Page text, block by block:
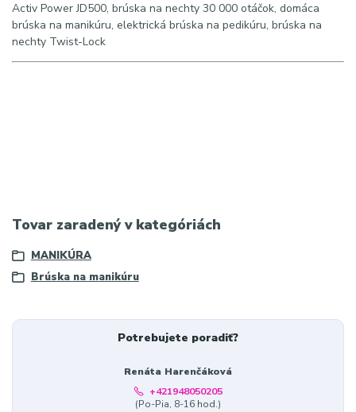
Activ Power JD500, brúska na nechty 30 000 otáčok, domáca
brúska na manikúru, elektrická brúska na pedikúru, brúska na
nechty Twist-Lock
Tovar zaradený v kategóriách
MANIKÚRA
Brúska na manikúru
Potrebujete poradiť?
Renáta Harenčáková
+421948050205
(Po-Pia, 8-16 hod.)